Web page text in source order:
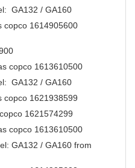
GA132 / GA160
copco 1614905600
copco 1613610500
GA132 / GA160
copco 1621938599
1621574299
copco 1613610500
GA132 / GA160 from